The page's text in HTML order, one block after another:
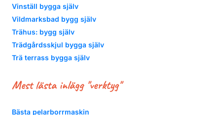
Vinställ bygga själv
Vildmarksbad bygg själv
Trähus: bygg själv
Trädgårdsskjul bygga själv
Trä terrass bygga själv
Mest lästa inlägg "verktyg"
Bästa pelarborrmaskin